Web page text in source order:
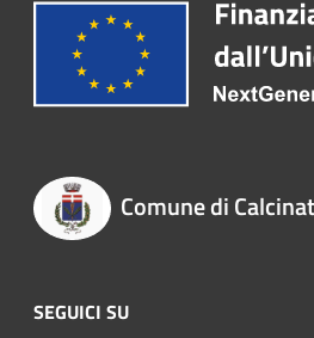
Comune di
SEGUICI SU